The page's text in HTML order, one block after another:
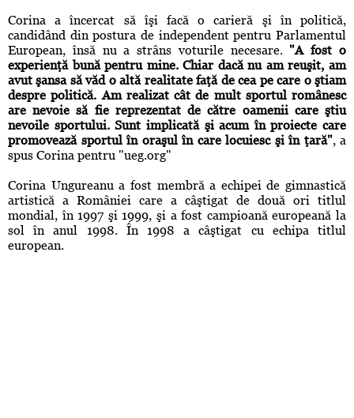
Corina a încercat să îşi facă o carieră şi în politică,
candidând din postura de independent pentru Parlamentul
European, însă nu a strâns voturile necesare."A fost o
experienţă bună pentru mine. Chiar dacă nu am reuşit, am
avut şansa să văd o altă realitate faţă de cea pe care o ştiam
despre politică. Am realizat cât de mult sportul românesc
are nevoie să fie reprezentat de către oamenii care ştiu
nevoile sportului. Sunt implicată şi acum în proiecte care
promovează sportul în oraşul în care locuiesc şi în ţară", a
spus Corina pentru "ueg.org"
Corina Ungureanu a fost membră a echipei de gimnastică
artistică a României care a câştigat de două ori titlul
mondial, în 1997 şi 1999, şi a fost campioană europeană la
sol în anul 1998. În 1998 a câştigat cu echipa titlul
european.